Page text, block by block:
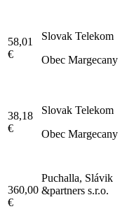
58,01
€
Slovak Telekom
Obec Margecany
38,18
€
Slovak Telekom
Obec Margecany
360,00
€
Puchalla, Slávik
&partners s.r.o.